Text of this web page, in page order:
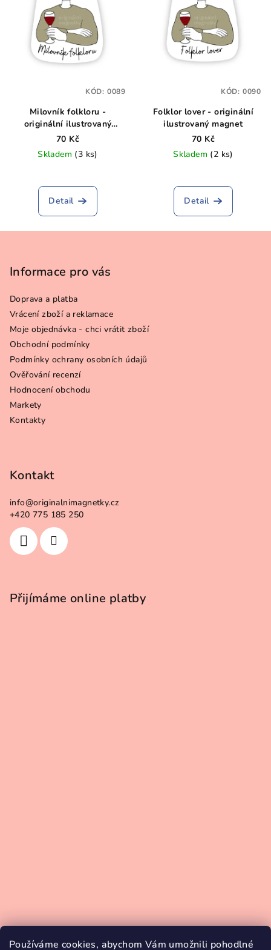
Používáme cookies, abychom Vám umožnili pohodlné
Milovník folkloru -
originální ilustrovaný
magnet
70 Kč
Skladem (3 ks)
Detail
KÓD: 0089
Folklor lover - originální
ilustrovaný magnet
70 Kč
Skladem (2 ks)
Detail
KÓD: 0090
Informace pro vás
Doprava a platba
Vrácení zboží a reklamace
Moje objednávka - chci vrátit zboží
Obchodní podmínky
Podmínky ochrany osobních údajů
Ověřování recenzí
Hodnocení obchodu
Markety
Kontakty
Kontakt
info@originalnimagnetky.cz
+420 775 185 250
Přijímáme online platby